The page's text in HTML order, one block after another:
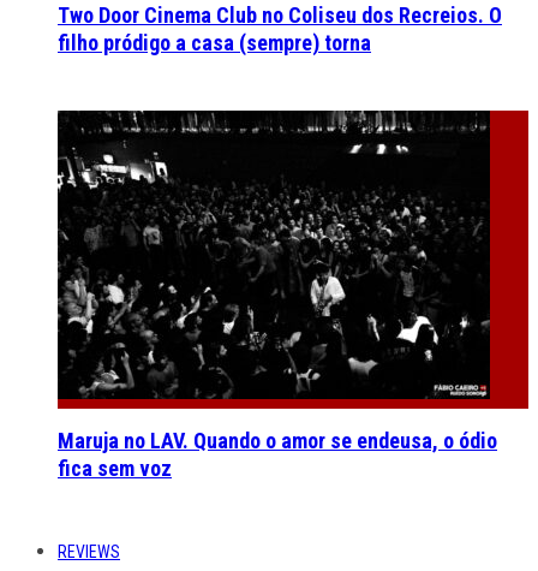
Two Door Cinema Club no Coliseu dos Recreios. O
filho pródigo a casa (sempre) torna
Maruja no LAV. Quando o amor se endeusa, o ódio
fica sem voz
REVIEWS